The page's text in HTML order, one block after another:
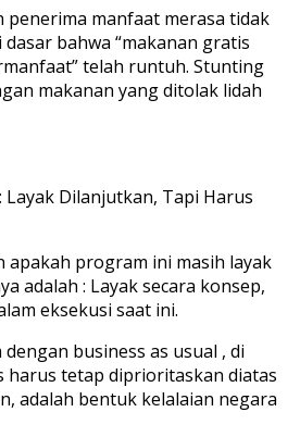
penerima manfaat merasa tidak
bahwa “makanan gratis
telah runtuh. Stunting
makanan yang ditolak lidah
Layak Dilanjutkan, Tapi Harus
apakah program ini masih layak
adalah : Layak secara konsep,
eksekusi saat ini.
business as usual , di
harus tetap diprioritaskan diatas
adalah bentuk kelalaian negara